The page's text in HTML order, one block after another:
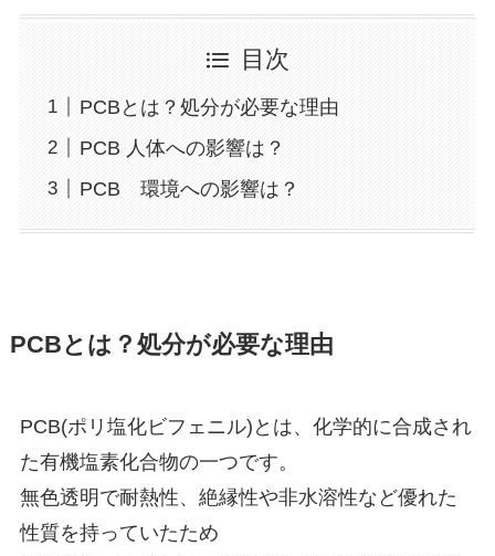
目次
PCBとは？処分が必要な理由
PCB 人体への影響は？
PCB 環境への影響は？
PCBとは？処分が必要な理由
PCB(ポリ塩化ビフェニル)とは、化学的に合成され
た有機塩素化合物の一つです。
無色透明で耐熱性、絶縁性や非水溶性など優れた
性質を持っていたため